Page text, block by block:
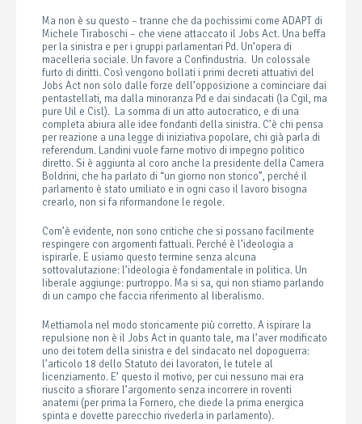
Ma non è su questo – tranne che da pochissimi come ADAPT di
Michele Tiraboschi – che viene attaccato il Jobs Act. Una beffa
per la sinistra e per i gruppi parlamentari Pd. Un’opera di
macelleria sociale. Un favore a Confindustria. Un colossale
furto di diritti. Così vengono bollati i primi decreti attuativi del
Jobs Act non solo dalle forze dell’opposizione a cominciare dai
pentastellati, ma dalla minoranza Pd e dai sindacati (la Cgil, ma
pure Uil e Cisl). La somma di un atto autocratico, e di una
completa abiura alle idee fondanti della sinistra. C’è chi pensa
per reazione a una legge di iniziativa popolare, chi già parla di
referendum. Landini vuole farne motivo di impegno politico
diretto. Si è aggiunta al coro anche la presidente della Camera
Boldrini, che ha parlato di “un giorno non storico”, perché il
parlamento è stato umiliato e in ogni caso il lavoro bisogna
crearlo, non si fa riformandone le regole.
Com’è evidente, non sono critiche che si possano facilmente
respingere con argomenti fattuali. Perché è l’ideologia a
ispirarle. E usiamo questo termine senza alcuna
sottovalutazione: l’ideologia è fondamentale in politica. Un
liberale aggiunge: purtroppo. Ma si sa, qui non stiamo parlando
di un campo che faccia riferimento al liberalismo.
Mettiamola nel modo storicamente più corretto. A ispirare la
repulsione non è il Jobs Act in quanto tale, ma l’aver modificato
uno dei totem della sinistra e del sindacato nel dopoguerra:
l’articolo 18 dello Statuto dei lavoratori, le tutele al
licenziamento. E’ questo il motivo, per cui nessuno mai era
riuscito a sfiorare l’argomento senza incorrere in roventi
anatemi (per prima la Fornero, che diede la prima energica
spinta e dovette parecchio rivederla in parlamento).